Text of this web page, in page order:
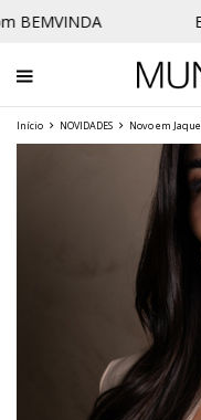
Início NOVIDADES Novo em